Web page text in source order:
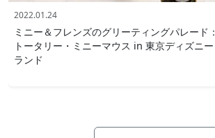
2022.01.24
ミニー＆フレンズのグリーティングパレード：
トータリー・ミニーマウス in 東京ディズニー
ランド